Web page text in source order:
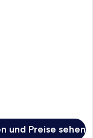
und Preise sehen